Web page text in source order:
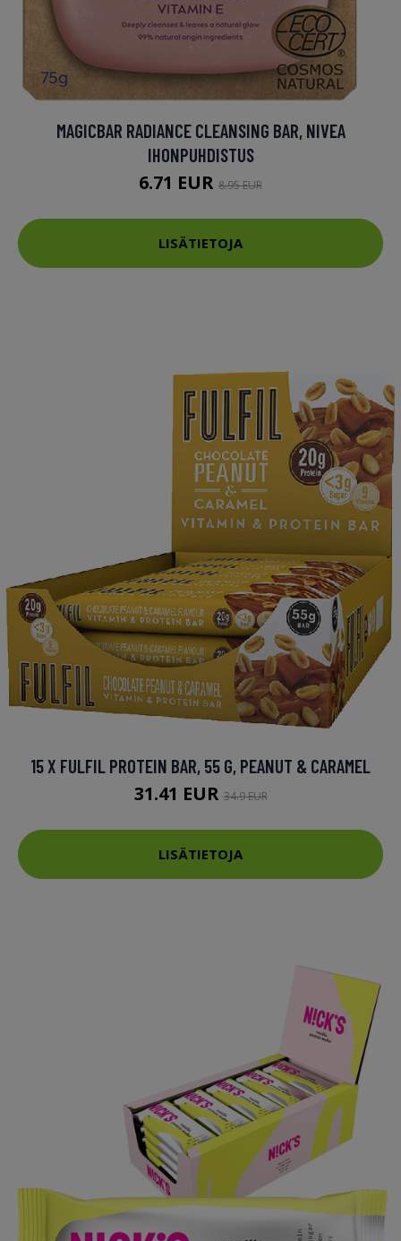
MAGICBAR RADIANCE CLEANSING BAR, NIVEA
IHONPUHDISTUS
6.71 EUR 8.95 EUR
LISÄTIETOJA
15 X FULFIL PROTEIN BAR, 55 G, PEANUT & CARAMEL
31.41 EUR34.9 EUR
LISÄTIETOJA